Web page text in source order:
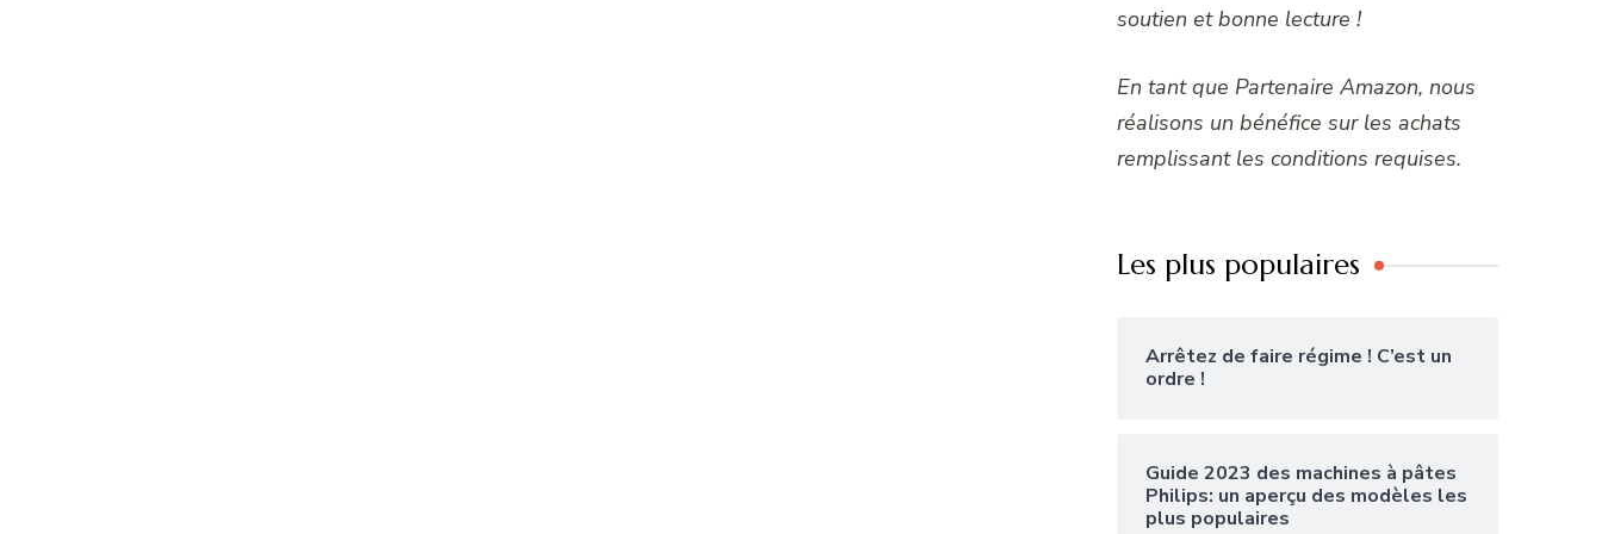
soutien et bonne lecture !
En tant que Partenaire Amazon, nous
réalisons un bénéfice sur les achats
remplissant les conditions requises.
Les plus populaires
Arrêtez de faire régime ! C’est un
ordre !
Guide 2023 des machines à pâtes
Philips: un aperçu des modèles les
plus populaires